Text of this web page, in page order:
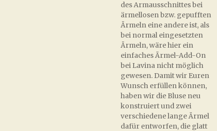
des Armausschnittes bei
ärmellosen bzw. gepufften
Ärmeln eine andere ist, als
bei normal eingesetzten
Ärmeln, wäre hier ein
einfaches Ärmel-Add-On
bei Lavina nicht möglich
gewesen. Damit wir Euren
Wunsch erfüllen können,
haben wir die Bluse neu
konstruiert und zwei
verschiedene lange Ärmel
dafür entworfen, die glatt